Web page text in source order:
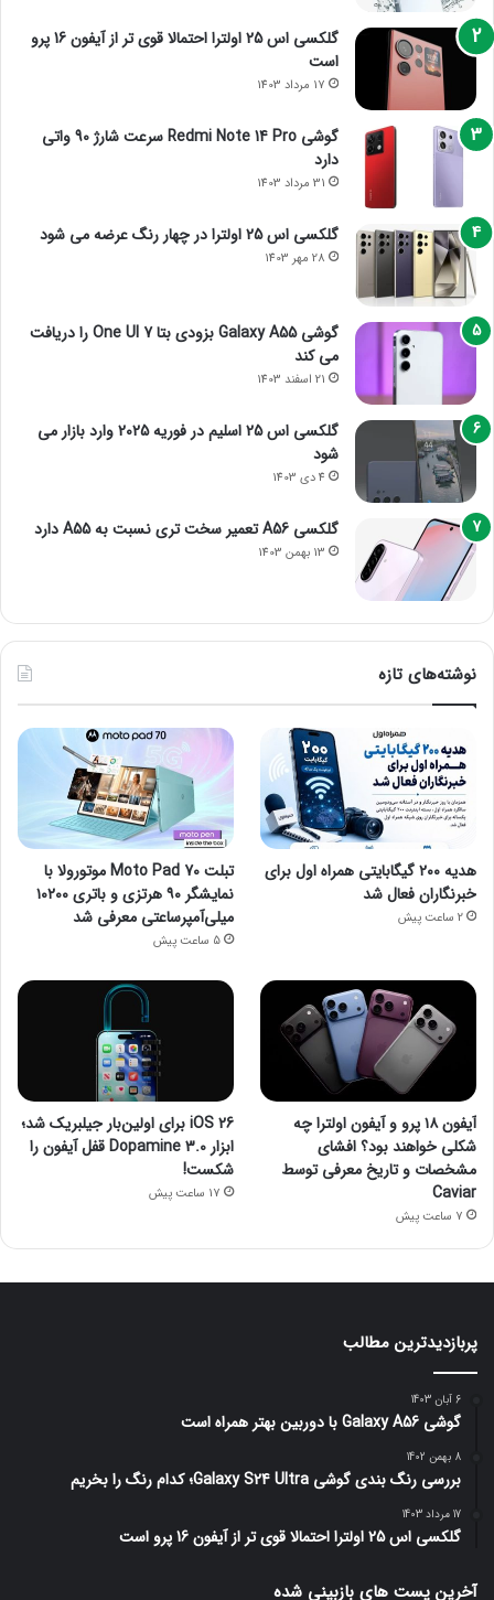
گلکسی اس 25 اولترا احتمالا قوی تر از آیفون 16 پرو
است
17 مرداد 1403
گوشی Redmi Note 14 Pro سرعت شارژ 90 واتی
دارد
31 مرداد 1403
گلکسی اس 25 اولترا در چهار رنگ عرضه می شود
28 مهر 1403
گوشی Galaxy A55 بزودی بتا One UI 7 را دریافت
می کند
21 اسفند 1403
گلکسی اس 25 اسلیم در فوریه 2025 وارد بازار می
شود
4 دی 1403
گلکسی A56 تعمیر سخت تری نسبت به A55 دارد
13 بهمن 1403
نوشته‌های تازه
هدیه ۲۰۰ گیگابایتی همراه اول برای
خبرنگاران فعال شد
2 ساعت پیش
تبلت Moto Pad 70 موتورولا با
نمایشگر ۹۰ هرتزی و باتری ۱۰۲۰۰
میلی‌آمپرساعتی معرفی شد
5 ساعت پیش
آیفون ۱۸ پرو و آیفون اولترا چه
شکلی خواهند بود؟ افشای
مشخصات و تاریخ معرفی توسط
Caviar
7 ساعت پیش
iOS 26 برای اولین‌بار جیلبریک شد؛
ابزار Dopamine 3.0 قفل آیفون را
شکست!
17 ساعت پیش
پربازدیدترین مطالب
6 آبان 1403
گوشی Galaxy A56 با دوربین بهتر همراه است
8 بهمن 1402
بررسی رنگ بندی گوشی Galaxy S24 Ultra؛ کدام رنگ را بخریم
17 مرداد 1403
گلکسی اس 25 اولترا احتمالا قوی تر از آیفون 16 پرو است
آخرین پست های بازبینی شده